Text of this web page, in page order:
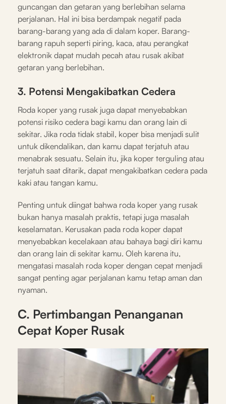
guncangan dan getaran yang berlebihan selama
perjalanan. Hal ini bisa berdampak negatif pada
barang-barang yang ada di dalam koper. Barang-
barang rapuh seperti piring, kaca, atau perangkat
elektronik dapat mudah pecah atau rusak akibat
getaran yang berlebihan.
3. Potensi Mengakibatkan Cedera
Roda koper yang rusak juga dapat menyebabkan
potensi risiko cedera bagi kamu dan orang lain di
sekitar. Jika roda tidak stabil, koper bisa menjadi sulit
untuk dikendalikan, dan kamu dapat terjatuh atau
menabrak sesuatu. Selain itu, jika koper terguling atau
terjatuh saat ditarik, dapat mengakibatkan cedera pada
kaki atau tangan kamu.
Penting untuk diingat bahwa roda koper yang rusak
bukan hanya masalah praktis, tetapi juga masalah
keselamatan. Kerusakan pada roda koper dapat
menyebabkan kecelakaan atau bahaya bagi diri kamu
dan orang lain di sekitar kamu. Oleh karena itu,
mengatasi masalah roda koper dengan cepat menjadi
sangat penting agar perjalanan kamu tetap aman dan
nyaman.
C. Pertimbangan Penanganan
Cepat Koper Rusak